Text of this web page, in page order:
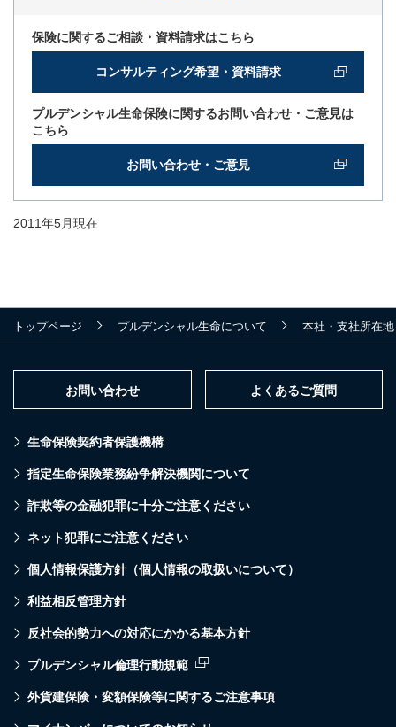
保険に関するご相談・資料請求はこちら
コンサルティング希望・資料請求
プルデンシャル生命保険に関するお問い合わせ・ご意見は
こちら
お問い合わせ・ご意見
2011年5月現在
トップページ プルデンシャル生命について 本社・支社所在地
生命保険契約者保護機構
指定生命保険業務紛争解決機関について
詐欺等の金融犯罪に十分ご注意ください
ネット犯罪にご注意ください
個人情報保護方針（個人情報の取扱いについて）
利益相反管理方針
反社会的勢力への対応にかかる基本方針
プルデンシャル倫理行動規範
外貨建保険・変額保険等に関するご注意事項
お問い合わせ よくあるご質問